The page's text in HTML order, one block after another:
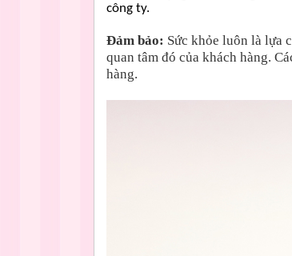
công ty.
Đảm bảo: Sức khỏe luôn là lựa
quan tâm đó của khách hàng.
hàng.